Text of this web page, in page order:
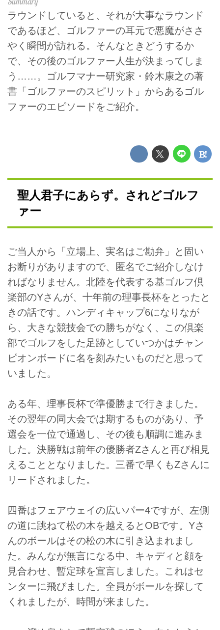
ラウンドしていると、それが大事なラウンド
であるほど、ゴルファーの耳元で悪魔がささ
やく瞬間が訪れる。そんなときどうするか
で、その後のゴルファー人生が決まってしま
う……。ゴルフマナー研究家・鈴木康之の著
書「ゴルファーのスピリット」からあるゴル
ファーのエピソードをご紹介。
聖人君子にあらず。されどゴルフ
ァー
ご当人から「立場上、実名はご勘弁」と固い
お断りがありますので、匿名でご紹介しなけ
ればなりません。北陸を代表する基ゴルフ倶
楽部のYさんが、十年前の理事長杯をとったと
きの話です。ハンディキャップ6になりなが
ら、大きな競技会での勝ちがなく、この倶楽
部でゴルフをした足跡としていつかはチャン
ピオンボードに名を刻みたいものだと思って
いました。
ある年、理事長杯で準優勝まで行きました。
その翌年の同大会では期するものがあり、予
選会を一位で通過し、その後も順調に進みま
した。決勝戦は前年の優勝者Zさんと再び相見
えることとなりました。三番で早くもZさんに
リードされました。
四番はフェアウェイの広いパー4ですが、左側
の道に跳ねて松の木を越えるとOBです。Yさ
んのボールはその松の木に引き込まれまし
た。みんなが無言になる中、キャディと顔を
見合わせ、暫定球を宣言しました。これはセ
ンターに飛びました。全員がボールを探して
くれましたが、時間が来ました。